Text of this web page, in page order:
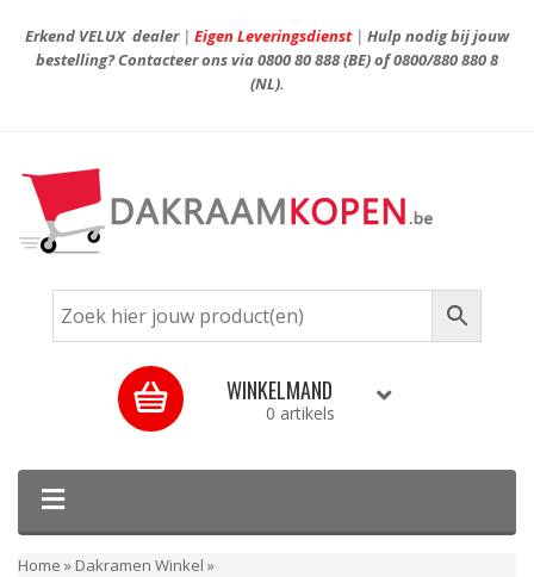
Erkend VELUX dealer| Eigen Leveringsdienst| Hulp nodig bij jouw
bestelling? Contacteer ons via0800 80 888(BE) of0800/880 880 8
(NL).
WINKELMAND
0 artikels
Home » Dakramen Winkel »